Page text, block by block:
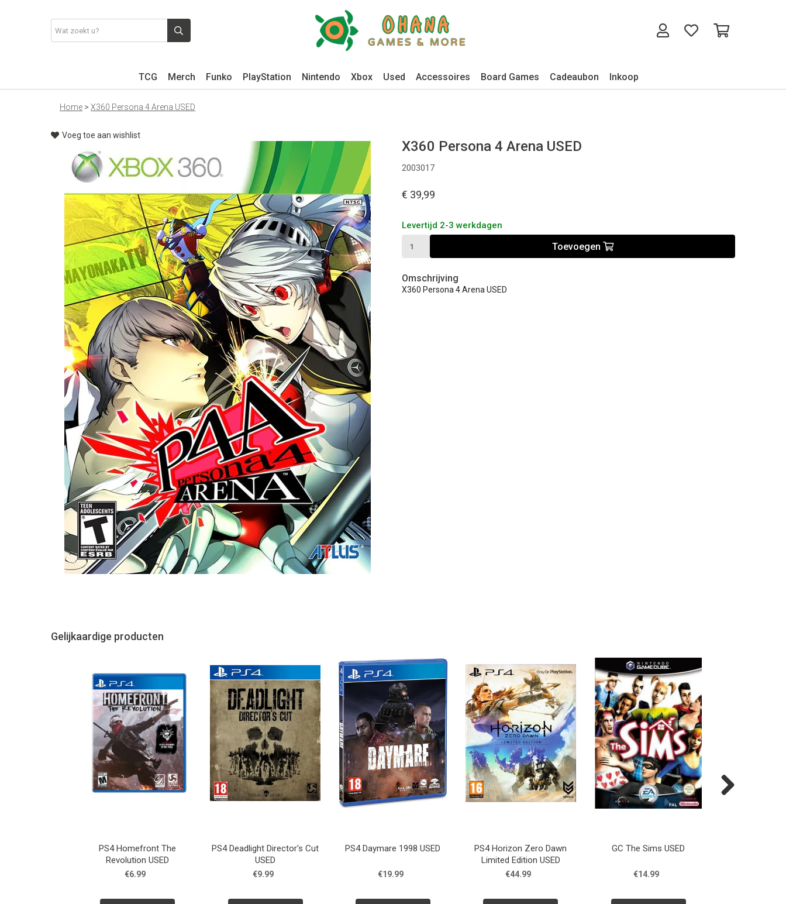
TCG Merch Funko PlayStation Nintendo Xbox Used Accessoires Board Games Cadeaubon Inkoop
Home > X360 Persona 4 Arena USED
Voeg toe aan wishlist
X360 Persona 4 Arena USED
2003017
€ 39,99
Levertijd 2-3 werkdagen
Toevoegen
Omschrijving
X360 Persona 4 Arena USED
Gelijkaardige producten
PS4 Homefront The
Revolution USED
€6.99
PS4 Deadlight Director's Cut
USED
€9.99
PS4 Daymare 1998 USED
€19.99
PS4 Horizon Zero Dawn
Limited Edition USED
€44.99
GC The Sims USED
€14.99